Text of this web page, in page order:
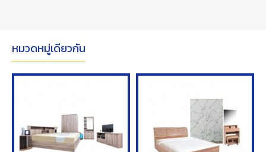
หมวดหมู่เดียวกัน